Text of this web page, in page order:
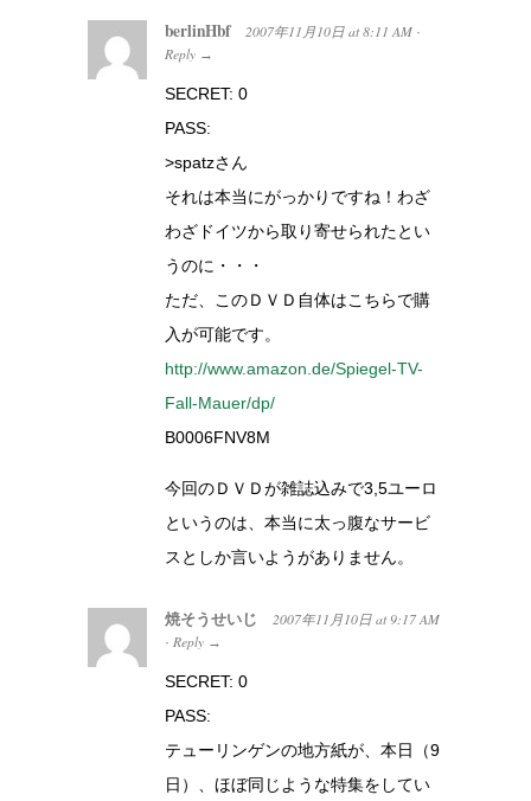
berlinHbf 2007年11月10日 at 8:11 AM ·
Reply →
SECRET: 0
PASS:
>spatzさん
それは本当にがっかりですね！わざ
わざドイツから取り寄せられたとい
うのに・・・
ただ、このＤＶＤ自体はこちらで購
入が可能です。
http://www.amazon.de/Spiegel-TV-
Fall-Mauer/dp/
B0006FNV8M
今回のＤＶＤが雑誌込みで3,5ユーロ
というのは、本当に太っ腹なサービ
スとしか言いようがありません。
焼そうせいじ 2007年11月10日 at 9:17 AM
· Reply →
SECRET: 0
PASS:
テューリンゲンの地方紙が、本日（9
日）、ほぼ同じような特集をしてい